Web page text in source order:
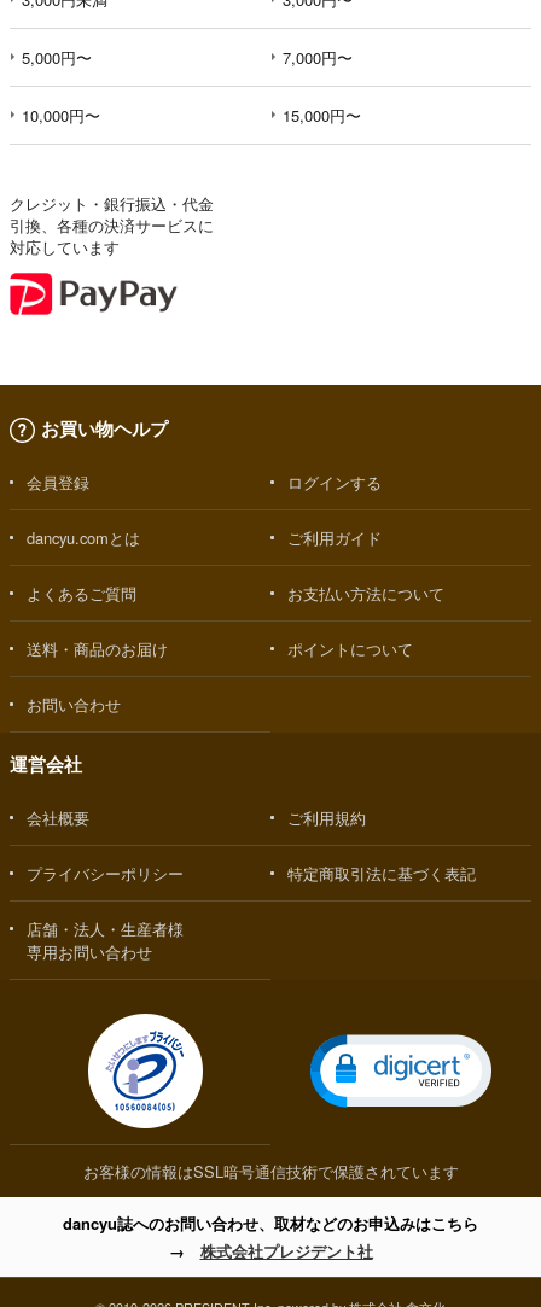
5,000円〜 7,000円〜
10,000円〜 15,000円〜
クレジット・銀行振込・代金
引換、各種の決済サービスに
対応しています
お買い物ヘルプ
会員登録 ログインする
dancyu.comとは ご利用ガイド
よくあるご質問 お支払い方法について
送料・商品のお届け ポイントについて
お問い合わせ
運営会社
会社概要 ご利用規約
プライバシーポリシー 特定商取引法に基づく表記
店舗・法人・生産者様
専用お問い合わせ
お客様の情報はSSL暗号通信技術で保護されています
dancyu誌へのお問い合わせ、取材などのお申込みはこちら
→ 株式会社プレジデント社